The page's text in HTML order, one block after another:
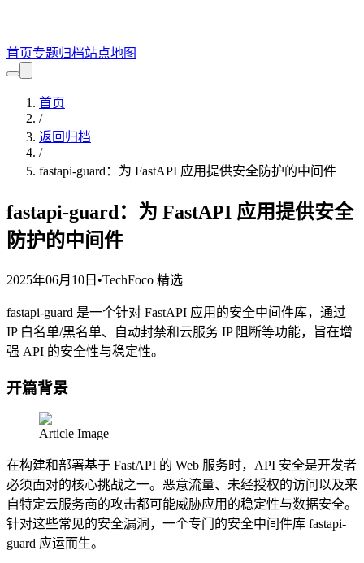
首页专题归档站点地图
首页
/
返回归档
/
fastapi-guard：为 FastAPI 应用提供安全防护的中间件
fastapi-guard：为 FastAPI 应用提供安全
防护的中间件
2025年06月10日 •TechFoco 精选
fastapi-guard 是一个针对 FastAPI 应用的安全中间件库，通过
IP 白名单/黑名单、自动封禁和云服务 IP 阻断等功能，旨在增
强 API 的安全性与稳定性。
开篇背景
Article Image
在构建和部署基于 FastAPI 的 Web 服务时，API 安全是开发者
必须面对的核心挑战之一。恶意流量、未经授权的访问以及来
自特定云服务商的攻击都可能威胁应用的稳定性与数据安全。
针对这些常见的安全漏洞，一个专门的安全中间件库 fastapi-
guard 应运而生。